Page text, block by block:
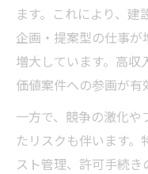
ます。これにより、建
企画・提案型の仕事
増大しています。高
価値案件への参画が有
一方で、競争の激化や
たリスクも伴います
スト管理、許可手続